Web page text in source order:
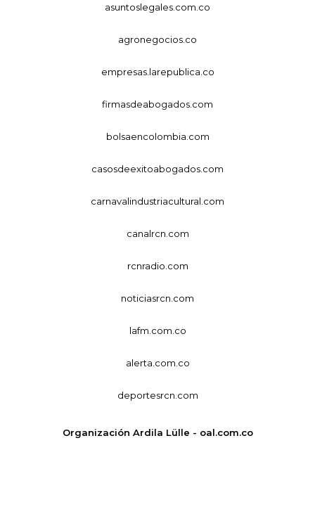
asuntoslegales.com.co
agronegocios.co
empresas.larepublica.co
firmasdeabogados.com
bolsaencolombia.com
casosdeexitoabogados.com
carnavalindustriacultural.com
canalrcn.com
rcnradio.com
noticiasrcn.com
lafm.com.co
alerta.com.co
deportesrcn.com
Organización Ardila Lülle - oal.com.co